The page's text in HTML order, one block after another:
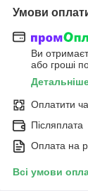
Умови
Ви
або гроші
Оплатити
Післяплата
Оплата на
Всі умови